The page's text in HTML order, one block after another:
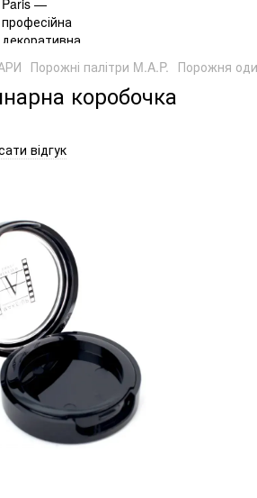
Порожні палітри M.A.P. Порожня
коробочка
відгук